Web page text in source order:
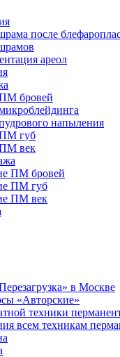
после
ареол
бровей
напыления
губ
век
ПМ бровей
ПМ губ
ПМ век
в Москве
«Авторские»
техники
всем техникам